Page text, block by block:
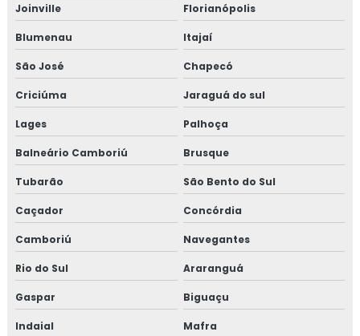
Joinville
Florianópolis
Blumenau Itajaí
São José Chapecó
Criciúma Jaraguá do sul
Lages Palhoça
Balneário Camboriú Brusque
Tubarão São Bento do Sul
Caçador Concórdia
Camboriú Navegantes
Rio do Sul Araranguá
Gaspar Biguaçu
Indaial Mafra